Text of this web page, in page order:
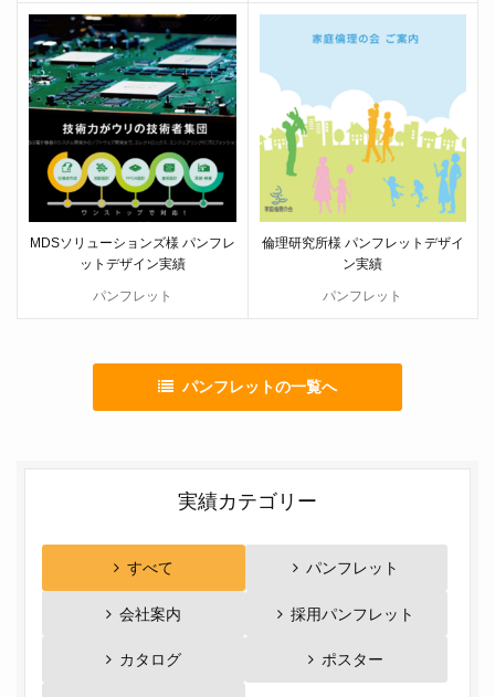
MDSソリューションズ様 パンフレ
ットデザイン実績
パンフレット
倫理研究所様 パンフレットデザイ
ン実績
パンフレット
パンフレットの一覧へ
実績カテゴリー
すべて パンフレット
会社案内 採用パンフレット
カタログ ポスター